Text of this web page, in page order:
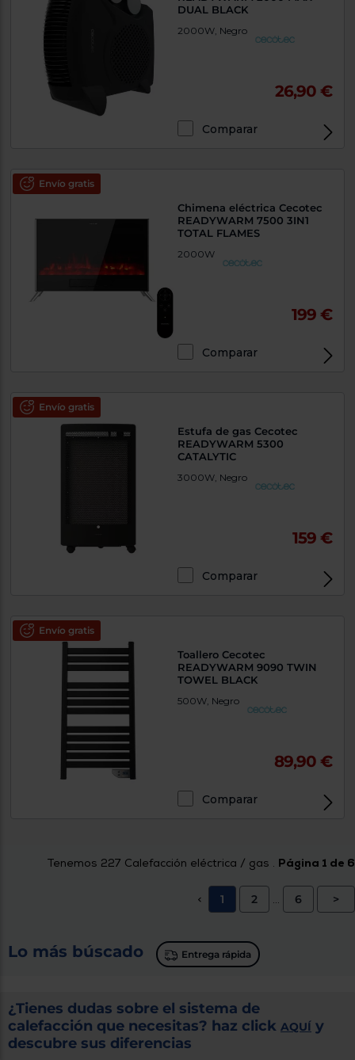
DUAL BLACK
2000W, Negro
26,90 €
Comparar
Envío gratis
Chimena eléctrica Cecotec
READYWARM 7500 3IN1
TOTAL FLAMES
2000W
199 €
Comparar
Envío gratis
Estufa de gas Cecotec
READYWARM 5300
CATALYTIC
3000W, Negro
159 €
Comparar
Envío gratis
Toallero Cecotec
READYWARM 9090 TWIN
TOWEL BLACK
500W, Negro
89,90 €
Comparar
Tenemos 227 Calefacción eléctrica / gas . Página 1 de 6
< 1 2 ... 6 >
Lo más búscado Entrega rápida
¿Tienes dudas sobre el sistema de
calefacción que necesitas? haz click AQUÍ y
descubre sus diferencias